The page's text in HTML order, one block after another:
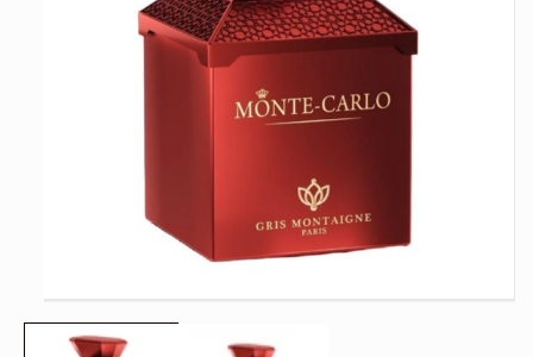
le
média